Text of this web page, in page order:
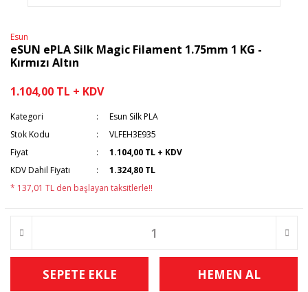
Esun
eSUN ePLA Silk Magic Filament 1.75mm 1 KG -
Kırmızı Altın
1.104,00 TL + KDV
Kategori
Esun Silk PLA
Stok Kodu
VLFEH3E935
Fiyat
1.104,00 TL + KDV
KDV Dahil Fiyatı
1.324,80 TL
* 137,01 TL den başlayan taksitlerle!!
SEPETE EKLE HEMEN AL